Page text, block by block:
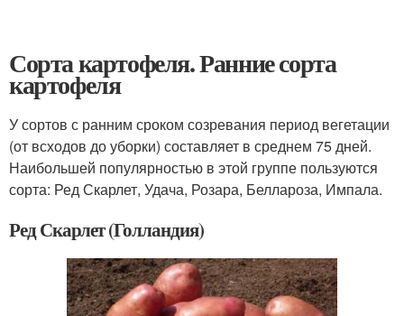
Сорта картофеля. Ранние сорта
картофеля
У сортов с ранним сроком созревания период вегетации
(от всходов до уборки) составляет в среднем 75 дней.
Наибольшей популярностью в этой группе пользуются
сорта: Ред Скарлет, Удача, Розара, Беллароза, Импала.
Ред Скарлет (Голландия)